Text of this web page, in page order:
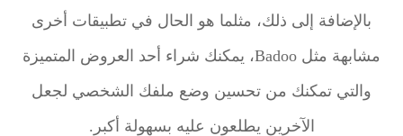
بالإضافة إلى ذلك، مثلما هو الحال في تطبيقات أخرى
مشابهة مثل Badoo، يمكنك شراء أحد العروض المتميزة
والتي تمكنك من تحسين وضع ملفك الشخصي لجعل
الآخرين يطلعون عليه بسهولة أكبر.